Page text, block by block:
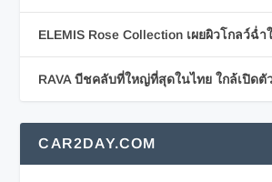
ELEMIS Rose Collection เผยผิวโกลว์ฉ่ำ
RAVA บีชคลับที่ใหญ่ที่สุดในไทย ใกล้เปิดตั
CAR2DAY.COM